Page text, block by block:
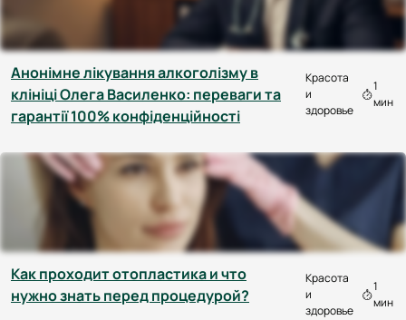
Анонімне лікування алкоголізму в
клініці Олега Василенко: переваги та
гарантії 100% конфіденційності
Красота
и
здоровье
1
мин
Как проходит отопластика и что
нужно знать перед процедурой?
Красота
и
здоровье
1
мин